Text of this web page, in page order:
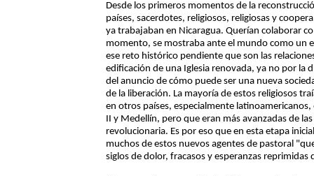
Desde los primeros momentos de la
países, sacerdotes, religiosos, religiosas y
ya trabajaban en Nicaragua. Querían colaborar
momento, se mostraba ante el mundo como un
ese reto histórico pendiente que son las
edificación de una Iglesia renovada, ya no por la
del anuncio de cómo puede ser una nueva
de la liberación. La mayoría de estos religiosos
en otros países, especialmente
II y Medellín, pero que eran más avanzadas de
revolucionaria. Es por eso que en esta etapa
muchos de estos nuevos agentes de pastoral
siglos de dolor, fracasos y esperanzas